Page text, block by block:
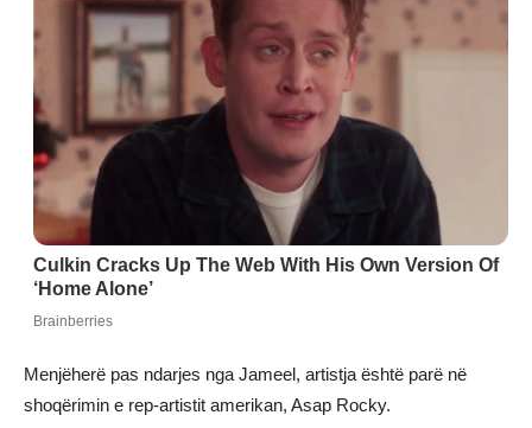
Menjëherë pas ndarjes nga Jameel, artistja është parë në
shoqërimin e rep-artistit amerikan, Asap Rocky.